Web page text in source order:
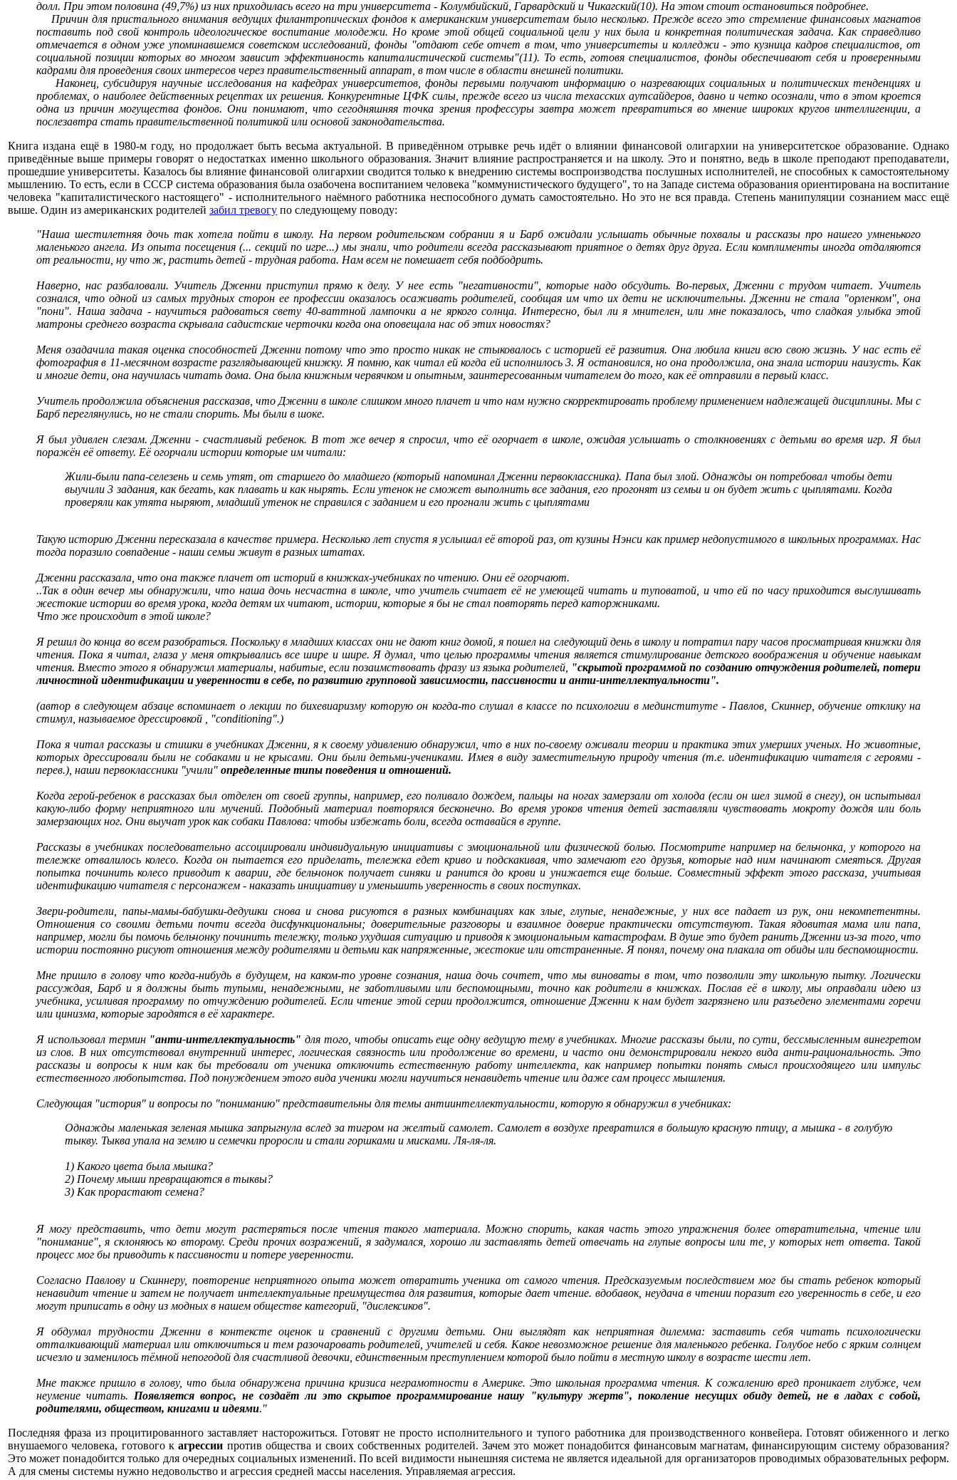
долл. При этом половина (49,7%) из них приходилась всего на три университета - Колумбийский, Гарвардский и Чикагский(10). На этом стоит остановиться подробнее.
Причин для пристального внимания ведущих филантропических фондов к американским университетам было несколько. Прежде всего это стремление финансовых магнатов
поставить под свой контроль идеологическое воспитание молодежи. Но кроме этой общей социальной цели у них была и конкретная политическая задача. Как справедливо
отмечается в одном уже упоминавшемся советском исследований, фонды "отдают себе отчет в том, что университеты и колледжи - это кузница кадров специалистов, от
социальной позиции которых во многом зависит эффективность капиталистической системы"(11). То есть, готовя специалистов, фонды обеспечивают себя и проверенными
кадрами для проведения своих интересов через правительственный аппарат, в том числе в области внешней политики.
Наконец, субсидируя научные исследования на кафедрах университетов, фонды первыми получают информацию о назревающих социальных и политических тенденциях и
проблемах, о наиболее действенных рецептах их решения. Конкурентные ЦФК силы, прежде всего из числа техасских аутсайдеров, давно и четко осознали, что в этом кроется
одна из причин могущества фондов. Они понимают, что сегодняшняя точка зрения профессуры завтра может превратиться во мнение широких кругов интеллигенции, а
послезавтра стать правительственной политикой или основой законодательства.
Книга издана ещё в 1980-м году, но продолжает быть весьма актуальной. В приведённом отрывке речь идёт о влиянии финансовой олигархии на университетское образование. Однако
приведённые выше примеры говорят о недостатках именно школьного образования. Значит влияние распространяется и на школу. Это и понятно, ведь в школе преподают преподаватели,
прошедшие университеты. Казалось бы влияние финансовой олигархии сводится только к внедрению системы воспроизводства послушных исполнителей, не способных к самостоятельному
мышлению. То есть, если в СССР система образования была озабочена воспитанием человека "коммунистического будущего", то на Западе система образования ориентирована на воспитание
человека "капиталистического настоящего" - исполнительного наёмного работника неспособного думать самостоятельно. Но это не вся правда. Степень манипуляции сознанием масс ещё
выше. Один из американских родителей забил тревогу по следующему поводу:
"Наша шестилетняя дочь так хотела пойти в школу. На первом родительском собрании я и Барб ожидали услышать обычные похвалы и рассказы про нашего умненького
маленького ангела. Из опыта посещения (... секций по игре...) мы знали, что родители всегда рассказывают приятное о детях друг друга. Если комплименты иногда отдаляются
от реальности, ну что ж, растить детей - трудная работа. Нам всем не помешает себя подбодрить.
Наверно, нас разбаловали. Учитель Дженни приступил прямо к делу. У нее есть "негативности", которые надо обсудить. Во-первых, Дженни с трудом читает. Учитель
сознался, что одной из самых трудных сторон ее профессии оказалось осаживать родителей, сообщая им что их дети не исключительны. Дженни не стала "орленком", она
"пони". Наша задача - научиться радоваться свету 40-ваттной лампочки а не яркого солнца. Интересно, был ли я мнителен, или мне показалось, что сладкая улыбка этой
матроны среднего возраста скрывала садистские черточки когда она оповещала нас об этих новостях?
Меня озадачила такая оценка способностей Дженни потому что это просто никак не стыковалось с историей её развития. Она любила книги всю свою жизнь. У нас есть её
фотография в 11-месячном возрасте разглядывающей книжку. Я помню, как читал ей когда ей исполнилось 3. Я остановился, но она продолжила, она знала истории наизусть. Как
и многие дети, она научилась читать дома. Она была книжным червячком и опытным, заинтересованным читателем до того, как её отправили в первый класс.
Учитель продолжила объяснения рассказав, что Дженни в школе слишком много плачет и что нам нужно скорректировать проблему применением надлежащей дисциплины. Мы с
Барб переглянулись, но не стали спорить. Мы были в шоке.
Я был удивлен слезам. Дженни - счастливый ребенок. В тот же вечер я спросил, что её огорчает в школе, ожидая услышать о столкновениях с детьми во время игр. Я был
поражён её ответу. Её огорчали истории которые им читали:
Жили-были папа-селезень и семь утят, от старшего до младшего (который напоминал Дженни первоклассника). Папа был злой. Однажды он потребовал чтобы дети
выучили 3 задания, как бегать, как плавать и как нырять. Если утенок не сможет выполнить все задания, его прогонят из семьи и он будет жить с цыплятами. Когда
проверяли как утята ныряют, младший утенок не справился с заданием и его прогнали жить с цыплятами
Такую историю Дженни пересказала в качестве примера. Несколько лет спустя я услышал её второй раз, от кузины Нэнси как пример недопустимого в школьных программах. Нас
тогда поразило совпадение - наши семьи живут в разных штатах.
Дженни рассказала, что она также плачет от историй в книжках-учебниках по чтению. Они её огорчают.
..Так в один вечер мы обнаружили, что наша дочь несчастна в школе, что учитель считает её не умеющей читать и туповатой, и что ей по часу приходится выслушивать
жестокие истории во время урока, когда детям их читают, истории, которые я бы не стал повторять перед каторжниками.
Что же происходит в этой школе?
Я решил до конца во всем разобраться. Поскольку в младших классах они не дают книг домой, я пошел на следующий день в школу и потратил пару часов просматривая книжки для
чтения. Пока я читал, глаза у меня открывались все шире и шире. Я думал, что целью программы чтения является стимулирование детского воображения и обучение навыкам
чтения. Вместо этого я обнаружил материалы, набитые, если позаимствовать фразу из языка родителей, "скрытой программой по созданию отчуждения родителей, потери
личностной идентификации и уверенности в себе, по развитию групповой зависимости, пассивности и анти-интеллектуальности".
(автор в следующем абзаце вспоминает о лекции по бихевиаризму которую он когда-то слушал в классе по психологии в мединституте - Павлов, Скиннер, обучение отклику на
стимул, называемое дрессировкой , "conditioning".)
Пока я читал рассказы и стишки в учебниках Дженни, я к своему удивлению обнаружил, что в них по-своему оживали теории и практика этих умерших ученых. Но животные,
которых дрессировали были не собаками и не крысами. Они были детьми-учениками. Имея в виду заместительную природу чтения (т.е. идентификацию читателя с героями -
перев.), наши первоклассники "учили" определенные типы поведения и отношений.
Когда герой-ребенок в рассказах был отделен от своей группы, например, его поливало дождем, пальцы на ногах замерзали от холода (если он шел зимой в снегу), он испытывал
какую-либо форму неприятного или мучений. Подобный материал повторялся бесконечно. Во время уроков чтения детей заставляли чувствовать мокроту дождя или боль
замерзающих ног. Они выучат урок как собаки Павлова: чтобы избежать боли, всегда оставайся в группе.
Рассказы в учебниках последовательно ассоциировали индивидуальную инициативы с эмоциональной или физической болью. Посмотрите например на бельчонка, у которого на
тележке отвалилось колесо. Когда он пытается его приделать, тележка едет криво и подскакивая, что замечают его друзья, которые над ним начинают смеяться. Другая
попытка починить колесо приводит к аварии, где бельчонок получает синяки и ранится до крови и унижается еще больше. Совместный эффект этого рассказа, учитывая
идентификацию читателя с персонажем - наказать инициативу и уменьшить уверенность в своих поступках.
Звери-родители, папы-мамы-бабушки-дедушки снова и снова рисуются в разных комбинациях как злые, глупые, ненадежные, у них все падает из рук, они некомпетентны.
Отношения со своими детьми почти всегда дисфункциональны; доверительные разговоры и взаимное доверие практически отсутствуют. Такая ядовитая мама или папа,
например, могли бы помочь бельчонку починить тележку, только ухудшая ситуацию и приводя к эмоциональным катастрофам. В душе это будет ранить Дженни из-за того, что
истории постоянно рисуют отношения между родителями и детьми как напряженные, жестокие или отстраненные. Я понял, почему она плакала от обиды или беспомощности.
Мне пришло в голову что когда-нибудь в будущем, на каком-то уровне сознания, наша дочь сочтет, что мы виноваты в том, что позволили эту школьную пытку. Логически
рассуждая, Барб и я должны быть тупыми, ненадежными, не заботливыми или беспомощными, точно как родители в книжках. Послав её в школу, мы оправдали идею из
учебника, усиливая программу по отчуждению родителей. Если чтение этой серии продолжится, отношение Дженни к нам будет загрязнено или разъедено элементами горечи
или цинизма, которые зародятся в её характере.
Я использовал термин "анти-интеллектуальность" для того, чтобы описать еще одну ведущую тему в учебниках. Многие рассказы были, по сути, бессмысленным винегретом
из слов. В них отсутствовал внутренний интерес, логическая связность или продолжение во времени, и часто они демонстрировали некого вида анти-рациональность. Это
рассказы и вопросы к ним как бы требовали от ученика отключить естественную работу интеллекта, как например попытки понять смысл происходящего или импульс
естественного любопытства. Под понуждением этого вида ученики могли научиться ненавидеть чтение или даже сам процесс мышления.
Следующая "история" и вопросы по "пониманию" представительны для темы антиинтеллектуальности, которую я обнаружил в учебниках:
Однажды маленькая зеленая мышка запрыгнула вслед за тигром на желтый самолет. Самолет в воздухе превратился в большую красную птицу, а мышка - в голубую
тыкву. Тыква упала на землю и семечки проросли и стали горшками и мисками. Ля-ля-ля.
1) Какого цвета была мышка?
2) Почему мыши превращаются в тыквы?
3) Как прорастают семена?
Я могу представить, что дети могут растеряться после чтения такого материала. Можно спорить, какая часть этого упражнения более отвратительна, чтение или
"понимание", я склоняюсь ко второму. Среди прочих возражений, я задумался, хорошо ли заставлять детей отвечать на глупые вопросы или те, у которых нет ответа. Такой
процесс мог бы приводить к пассивности и потере уверенности.
Согласно Павлову и Скиннеру, повторение неприятного опыта может отвратить ученика от самого чтения. Предсказуемым последствием мог бы стать ребенок который
ненавидит чтение и затем не получает интеллектуальные преимущества для развития, которые дает чтение. вдобавок, неудача в чтении поразит его уверенность в себе, и его
могут приписать в одну из модных в нашем обществе категорий, "дислексиков".
Я обдумал трудности Дженни в контексте оценок и сравнений с другими детьми. Они выглядят как неприятная дилемма: заставить себя читать психологически
отталкивающий материал или отключиться и тем разочаровать родителей, учителей и себя. Какое невозможное решение для маленького ребенка. Голубое небо с ярким солнцем
исчезло и заменилось тёмной непогодой для счастливой девочки, единственным преступлением которой было пойти в местную школу в возрасте шести лет.
Мне также пришло в голову, что была обнаружена причина кризиса неграмотности в Америке. Это школьная программа чтения. К сожалению вред проникает глубже, чем
неумение читать. Появляется вопрос, не создаёт ли это скрытое программирование нашу "культуру жертв", поколение несущих обиду детей, не в ладах с собой,
родителями, обществом, книгами и идеями."
Последняя фраза из процитированного заставляет насторожиться. Готовят не просто исполнительного и тупого работника для производственного конвейера. Готовят обиженного и легко
внушаемого человека, готового кагрессии против общества и своих собственных родителей. Зачем это может понадобится финансовым магнатам, финансирующим систему образования?
Это может понадобится только для очередных социальных изменений. По всей видимости нынешняя система не является идеальной для организаторов проводимых образовательных реформ.
А для смены системы нужно недовольство и агрессия средней массы населения. Управляемая агрессия.